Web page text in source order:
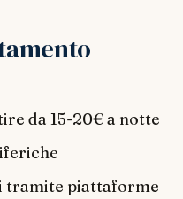
da 15-20€ a notte
tramite piattaforme